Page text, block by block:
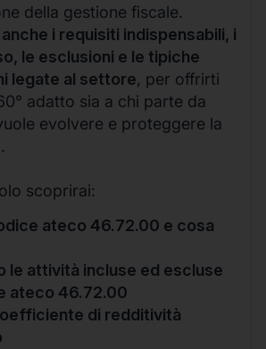
della gestione fiscale.
i requisiti indispensabili, i
le esclusioni e le tipiche
legate al settore, per offrirti
adatto sia a chi parte da
evolvere e proteggere la
scoprirai:
ateco 46.72.00 e cosa
le attività incluse ed escluse
ateco 46.72.00
di redditività